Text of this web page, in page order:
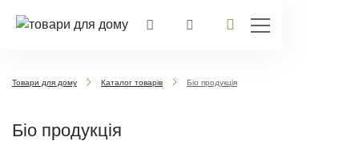
Товари для дому Каталог товарів Бiо продукція
Бiо продукція